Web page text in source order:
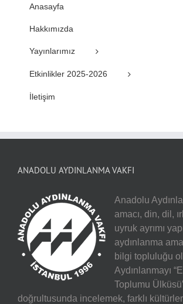
Anasayfa
Hakkımızda
Yayınlarımız
Etkinlikler 2025-2026
İletişim
ANADOLU AYDINLANMA VAKFI
Anadolu
amacı, din, dil,
uyruk ayrımı
aydınlanma
bilgi topluluğu
Aydınlanmayı
Toplumu
doğrultusunda incelemek, farklı